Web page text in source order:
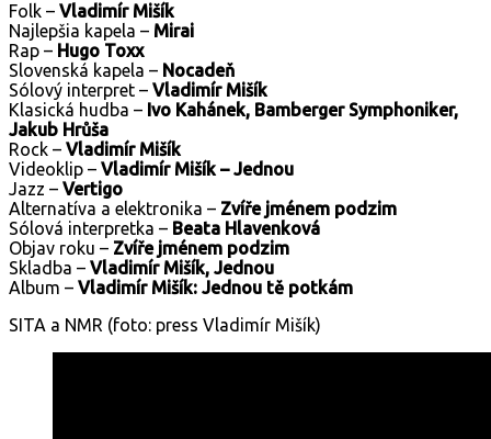
Folk – Vladimír Mišík
Najlepšia kapela – Mirai
Rap – Hugo Toxx
Slovenská kapela – Nocadeň
Sólový interpret – Vladimír Mišík
Klasická hudba – Ivo Kahánek, Bamberger Symphoniker,
Jakub Hrůša
Rock – Vladimír Mišík
Videoklip – Vladimír Mišík – Jednou
Jazz – Vertigo
Alternatíva a elektronika – Zvíře jménem podzim
Sólová interpretka – Beata Hlavenková
Objav roku – Zvíře jménem podzim
Skladba – Vladimír Mišík, Jednou
Album – Vladimír Mišík: Jednou tě potkám
SITA a NMR (foto: press Vladimír Mišík)